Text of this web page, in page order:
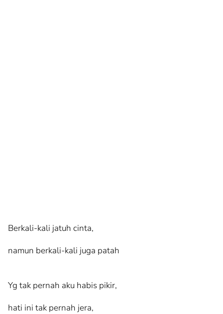
Berkali-kali jatuh cinta,
namun berkali-kali juga patah
Yg tak pernah aku habis pikir,
hati ini tak pernah jera,